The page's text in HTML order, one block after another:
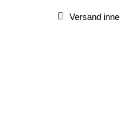
Versand